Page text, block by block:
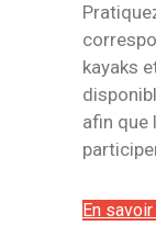
kayaks
afin que
En